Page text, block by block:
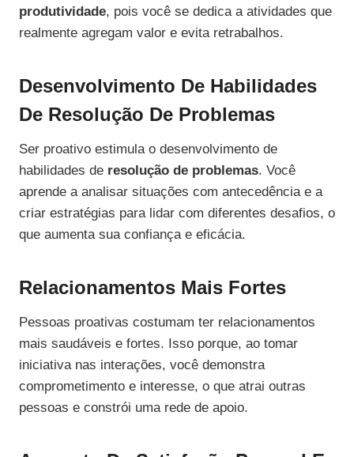
produtividade, pois você se dedica a atividades que
realmente agregam valor e evita retrabalhos.
Desenvolvimento De Habilidades
De Resolução De Problemas
Ser proativo estimula o desenvolvimento de
habilidades de resolução de problemas. Você
aprende a analisar situações com antecedência e a
criar estratégias para lidar com diferentes desafios, o
que aumenta sua confiança e eficácia.
Relacionamentos Mais Fortes
Pessoas proativas costumam ter relacionamentos
mais saudáveis e fortes. Isso porque, ao tomar
iniciativa nas interações, você demonstra
comprometimento e interesse, o que atrai outras
pessoas e constrói uma rede de apoio.